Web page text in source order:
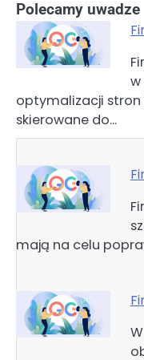
Polecamy uwadze
w
optymalizacji
skierowane do…
mają na celu
Nawigacja